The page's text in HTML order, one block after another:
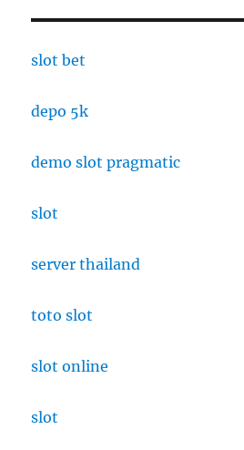
slot bet
depo 5k
demo slot pragmatic
slot
server thailand
toto slot
slot online
slot